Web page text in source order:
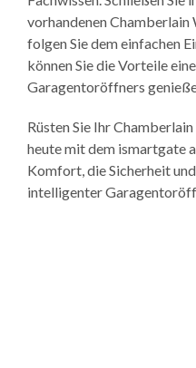
vorhandenen
folgen Sie dem einfachen
können Sie die Vorteile
Garagentoröffners
Rüsten Sie Ihr
heute mit dem ismartgate
Komfort, die Sicherheit
intelligenter